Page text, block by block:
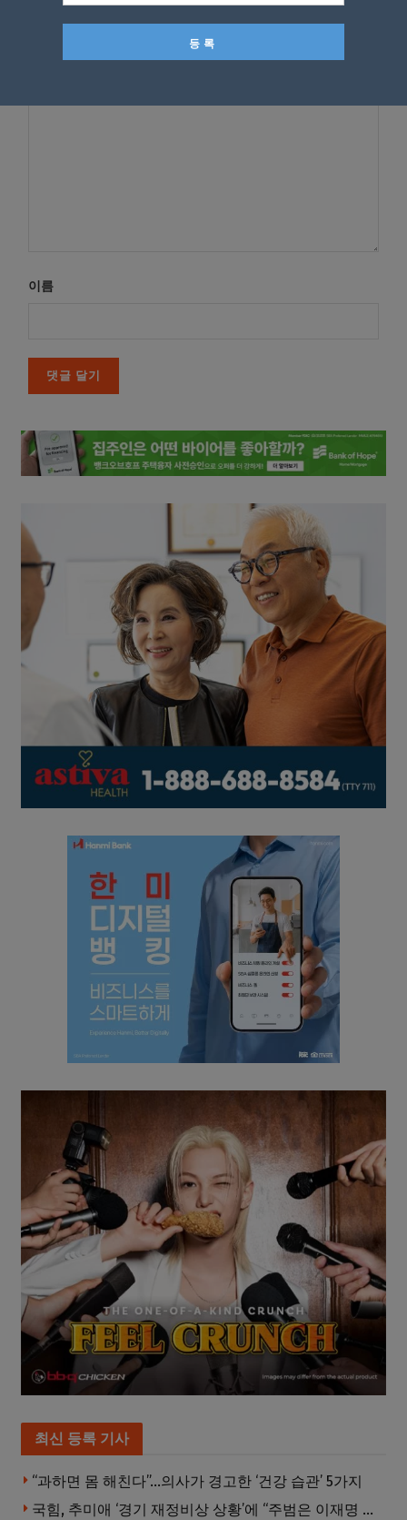
*
이름
최신 등록 기사
“과하면 몸 해친다”…의사가 경고한 ‘건강 습관’ 5가지
국힘, 추미애 ‘경기 재정비상 상황’에 “주범은 이재명 전 지사”